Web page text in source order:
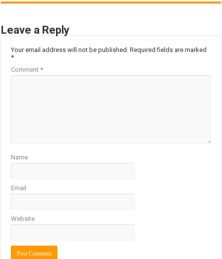
Leave a Reply
Your email address will not be published. Required fields are marked
*
Comment*
Name
Email
Website